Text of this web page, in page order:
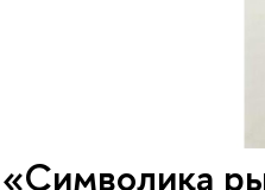
«Символика